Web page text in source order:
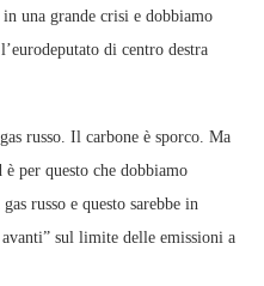
una grande crisi e dobbiamo
di centro destra
russo. Il carbone è sporco. Ma
per questo che dobbiamo
russo e questo sarebbe in
sul limite delle emissioni a